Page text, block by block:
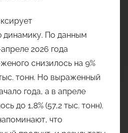
динамику. По данным
2026 года
снизилось на 9%
тонн. Но выраженный
года, а в апреле
до 1,8% (57,2 тыс. тонн).
что